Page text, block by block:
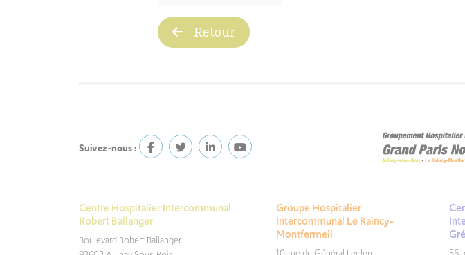
Retour
Suivez-nous :
Centre Hospitalier Intercommunal
Robert Ballanger
Boulevard Robert Ballanger
Groupe Hospitalier
Intercommunal Le Raincy-
Montfermeil